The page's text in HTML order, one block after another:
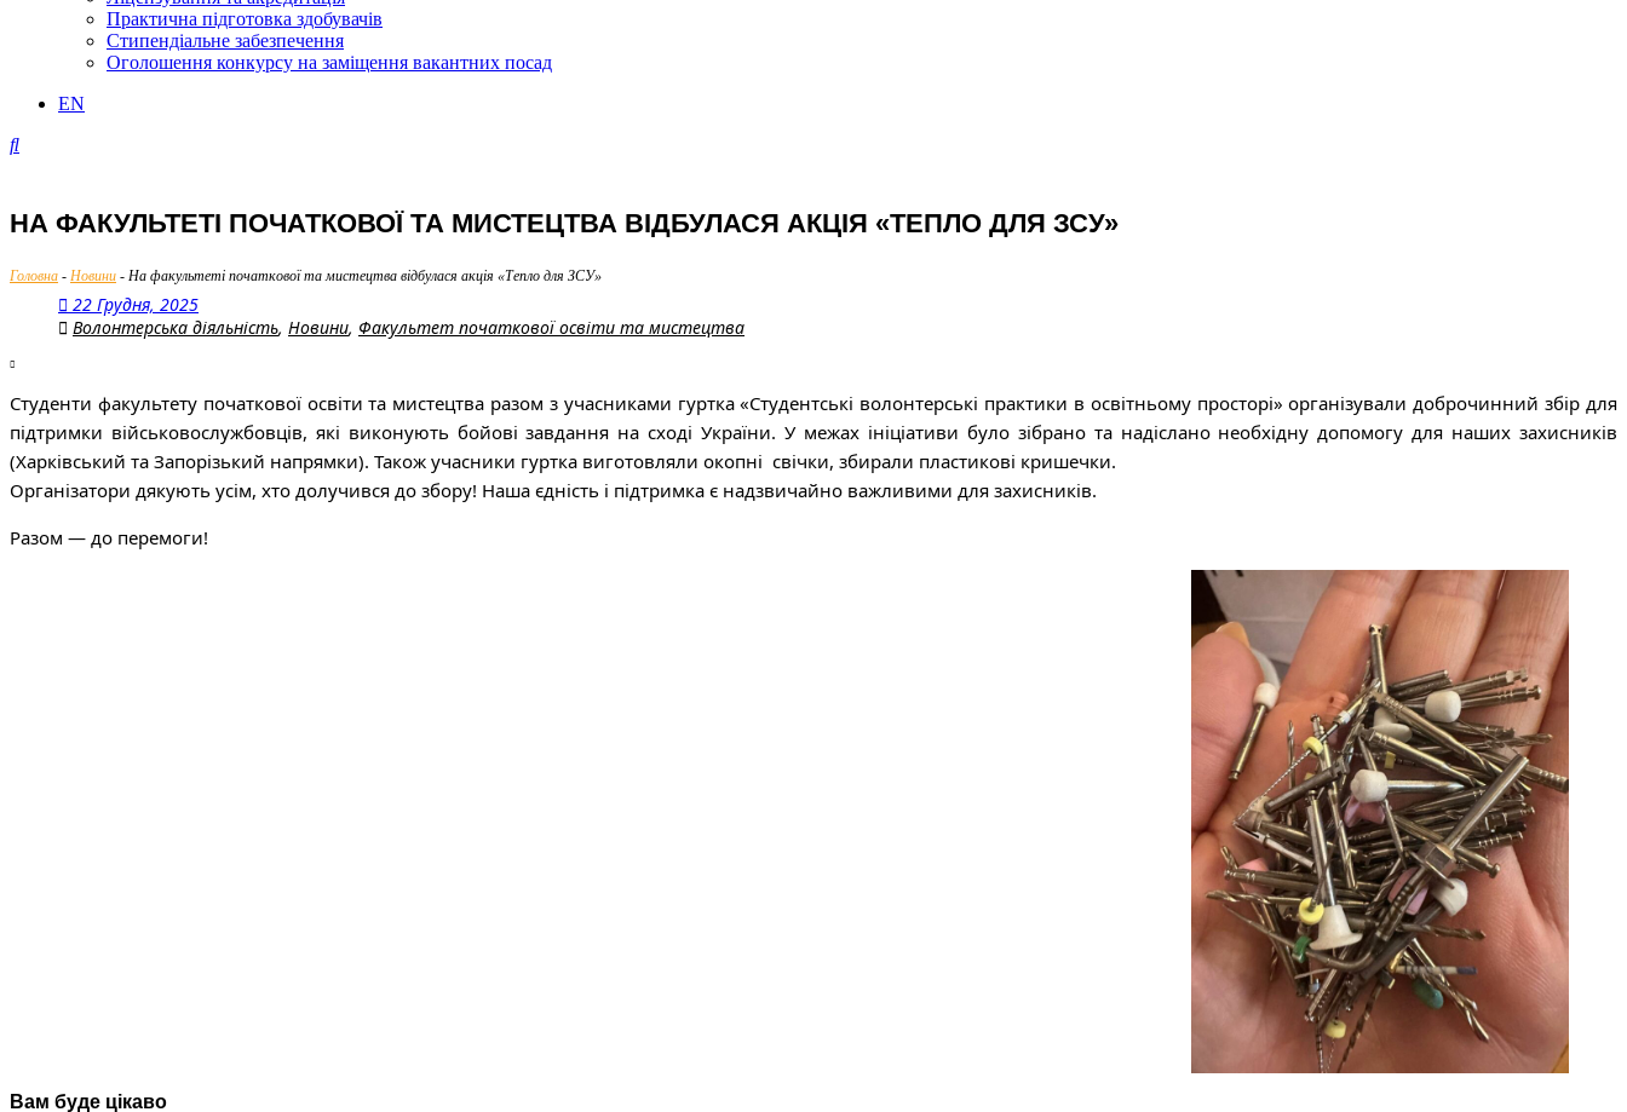
Практична підготовка здобувачів
Стипендіальне забезпечення
Оголошення конкурсу на заміщення вакантних посад
EN
НА ФАКУЛЬТЕТІ ПОЧАТКОВОЇ ТА МИСТЕЦТВА ВІДБУЛАСЯ АКЦІЯ «ТЕПЛО ДЛЯ ЗСУ»
Головна - Новини - На факультеті початкової та мистецтва відбулася акція «Тепло для ЗСУ»
22 Грудня, 2025
Волонтерська діяльність, Новини, Факультет початкової освіти та мистецтва
Студенти факультету початкової освіти та мистецтва разом з учасниками гуртка «Студентські волонтерські практики в освітньому просторі» організували доброчинний збір для
підтримки військовослужбовців, які виконують бойові завдання на сході України. У межах ініціативи було зібрано та надіслано необхідну допомогу для наших захисників
(Харківський та Запорізький напрямки). Також учасники гуртка виготовляли окопні свічки, збирали пластикові кришечки.
Організатори дякують усім, хто долучився до збору! Наша єдність і підтримка є надзвичайно важливими для захисників.
Разом — до перемоги!
Вам буде цікаво